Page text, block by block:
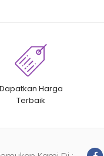
Dapatkan Harga
Terbaik